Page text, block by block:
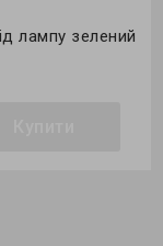
лампу зелений